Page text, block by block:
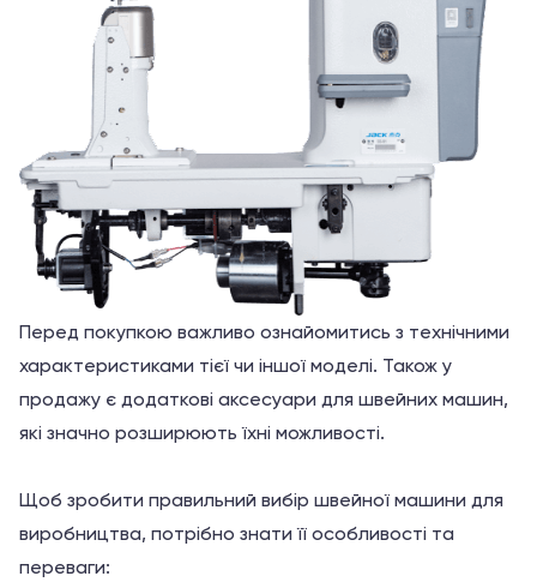
Перед покупкою важливо ознайомитись з технічними
характеристиками тієї чи іншої моделі. Також у
продажу є додаткові аксесуари для швейних машин,
які значно розширюють їхні можливості.
Щоб зробити правильний вибір швейної машини для
виробництва, потрібно знати її особливості та
переваги: